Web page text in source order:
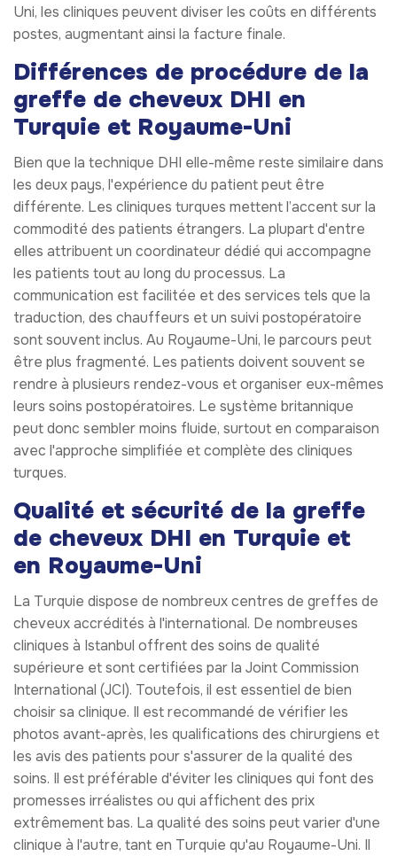
Uni, les cliniques peuvent diviser les coûts en différents
postes, augmentant ainsi la facture finale.
Différences de procédure de la
greffe de cheveux DHI en
Turquie et Royaume-Uni
Bien que la technique DHI elle-même reste similaire dans
les deux pays, l'expérience du patient peut être
différente. Les cliniques turques mettent l’accent sur la
commodité des patients étrangers. La plupart d'entre
elles attribuent un coordinateur dédié qui accompagne
les patients tout au long du processus. La
communication est facilitée et des services tels que la
traduction, des chauffeurs et un suivi postopératoire
sont souvent inclus. Au Royaume-Uni, le parcours peut
être plus fragmenté. Les patients doivent souvent se
rendre à plusieurs rendez-vous et organiser eux-mêmes
leurs soins postopératoires. Le système britannique
peut donc sembler moins fluide, surtout en comparaison
avec l'approche simplifiée et complète des cliniques
turques.
Qualité et sécurité de la greffe
de cheveux DHI en Turquie et
en Royaume-Uni
La Turquie dispose de nombreux centres de greffes de
cheveux accrédités à l'international. De nombreuses
cliniques à Istanbul offrent des soins de qualité
supérieure et sont certifiées par la Joint Commission
International (JCI). Toutefois, il est essentiel de bien
choisir sa clinique. Il est recommandé de vérifier les
photos avant-après, les qualifications des chirurgiens et
les avis des patients pour s'assurer de la qualité des
soins. Il est préférable d'éviter les cliniques qui font des
promesses irréalistes ou qui affichent des prix
extrêmement bas. La qualité des soins peut varier d'une
clinique à l'autre, tant en Turquie qu'au Royaume-Uni. Il